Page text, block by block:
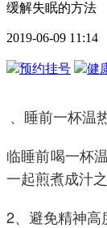
缓解失眠的方法
2019-06-09
预约挂号 健
、睡前一杯温
临睡前喝一杯
一起煎煮成汁
2、避免精神高